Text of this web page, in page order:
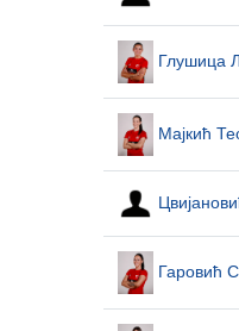
Глушица
Мајкић
Гаровић